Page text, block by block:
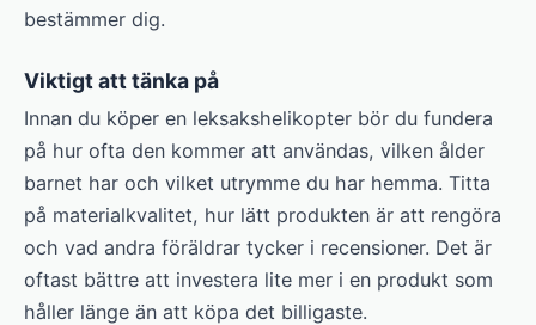
bestämmer dig.
Viktigt att tänka på
Innan du köper en leksakshelikopter bör du fundera
på hur ofta den kommer att användas, vilken ålder
barnet har och vilket utrymme du har hemma. Titta
på materialkvalitet, hur lätt produkten är att rengöra
och vad andra föräldrar tycker i recensioner. Det är
oftast bättre att investera lite mer i en produkt som
håller länge än att köpa det billigaste.